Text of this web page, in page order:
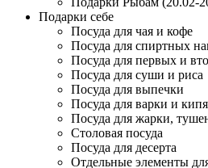
Подарки себе
Посуда для чая и кофе
Посуда для спиртных
Посуда для первых и
Посуда для суши и риса
Посуда для выпечки
Посуда для варки и
Посуда для жарки,
Столовая посуда
Посуда для десерта
Отдельные элементы